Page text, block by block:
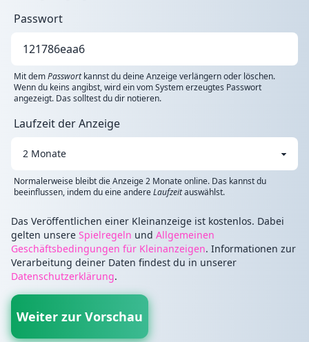
Passwort
Mit demPasswortkannst du deine Anzeige verlängern oder löschen.
Wenn du keins angibst, wird ein vom System erzeugtes Passwort
angezeigt. Das solltest du dir notieren.
Laufzeit der Anzeige
Normalerweise bleibt die Anzeige 2 Monate online. Das kannst du
beeinflussen, indem du eine andereLaufzeitauswählst.
Das Veröffentlichen einer Kleinanzeige ist kostenlos. Dabei
gelten unsere Spielregeln und Allgemeinen
Geschäftsbedingungen für Kleinanzeigen. Informationen zur
Verarbeitung deiner Daten findest du in unserer
Datenschutzerklärung.